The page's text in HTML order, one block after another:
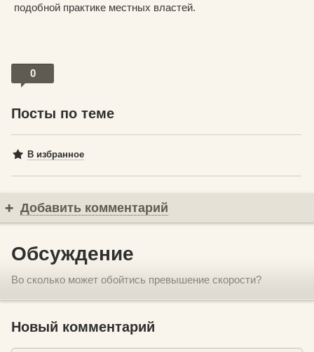
подобной практике местных властей.
0
Посты по теме
В избранное
Добавить комментарий
Обсуждение
Во сколько может обойтись превышение скорости?
Новый комментарий